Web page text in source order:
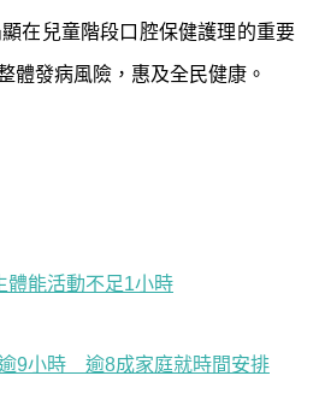
在兒童階段口腔保健護理的重要
體發病風險，惠及全民健康。
體能活動不足1小時
9小時 逾8成家庭就時間安排